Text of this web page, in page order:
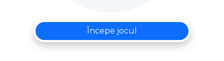
Începe jocul